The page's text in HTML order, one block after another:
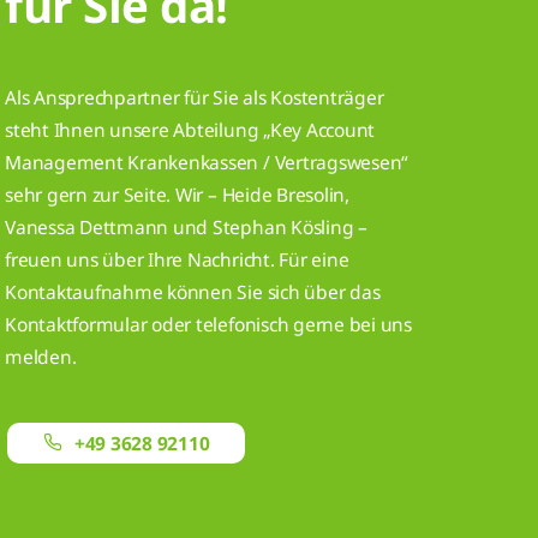
Als Ansprechpartner für Sie als Kostenträger
steht Ihnen unsere Abteilung „Key Account
Management Krankenkassen / Vertragswesen“
sehr gern zur Seite. Wir – Heide Bresolin,
Vanessa Dettmann und Stephan Kösling –
freuen uns über Ihre Nachricht. Für eine
Kontaktaufnahme können Sie sich über das
Kontaktformular oder telefonisch gerne bei uns
melden.
+49 3628 92110